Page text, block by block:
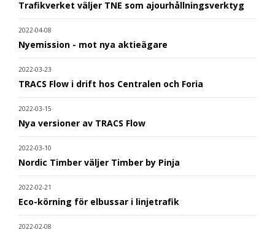
Trafikverket väljer TNE som ajourhållningsverktyg
2022-04-08
Nyemission - mot nya aktieägare
2022-03-23
TRACS Flow i drift hos Centralen och Foria
2022-03-15
Nya versioner av TRACS Flow
2022-03-10
Nordic Timber väljer Timber by Pinja
2022-02-21
Eco-körning för elbussar i linjetrafik
2022-02-08